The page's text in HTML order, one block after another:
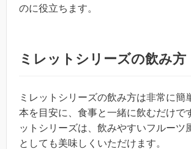
のに役立ちます。
ミレットシリーズの飲み方
ミレットシリーズの飲み方は非常に簡
本を目安に、食事と一緒に飲むだけで
ットシリーズは、飲みやすいフルーツ
としても美味しくいただけます。